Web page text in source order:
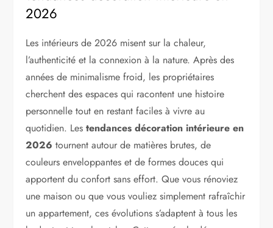
2026
Les intérieurs de 2026 misent sur la chaleur,
l’authenticité et la connexion à la nature. Après des
années de minimalisme froid, les propriétaires
cherchent des espaces qui racontent une histoire
personnelle tout en restant faciles à vivre au
quotidien. Lestendances décoration intérieure en
2026 tournent autour de matières brutes, de
couleurs enveloppantes et de formes douces qui
apportent du confort sans effort. Que vous rénoviez
une maison ou que vous vouliez simplement rafraîchir
un appartement, ces évolutions s’adaptent à tous les